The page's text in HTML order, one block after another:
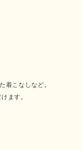
着こなしなど。
ます。